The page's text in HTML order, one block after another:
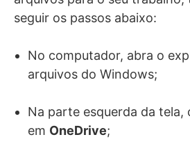
seguir os passos abaixo:
No computador, abra o
arquivos do Windows;
Na parte esquerda da tela,
em OneDrive;